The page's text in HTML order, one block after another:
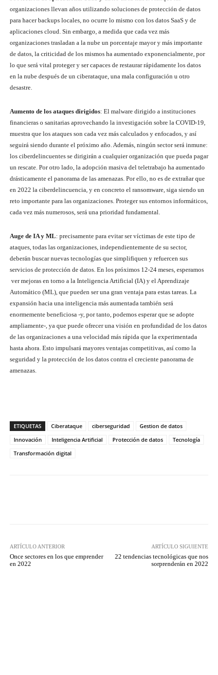
organizaciones llevan años utilizando soluciones de protección de datos
para hacer backups locales, no ocurre lo mismo con los datos SaaS y de
aplicaciones cloud. Sin embargo, a medida que cada vez más
organizaciones trasladan a la nube un porcentaje mayor y más importante
de datos, la criticidad de los mismos ha aumentado exponencialmente, por
lo que será vital proteger y ser capaces de restaurar rápidamente los datos
en la nube después de un ciberataque, una mala configuración u otro
desastre.
Aumento de los ataques dirigidos: El malware dirigido a instituciones
financieras o sanitarias aprovechando la investigación sobre la COVID-19,
muestra que los ataques son cada vez más calculados y enfocados, y así
seguirá siendo durante el próximo año. Además, ningún sector será inmune:
los ciberdelincuentes se dirigirán a cualquier organización que pueda pagar
un rescate. Por otro lado, la adopción masiva del teletrabajo ha aumentado
drásticamente el panorama de las amenazas. Por ello, no es de extrañar que
en 2022 la ciberdelincuencia, y en concreto el ransomware, siga siendo un
reto importante para las organizaciones. Proteger sus entornos informáticos,
cada vez más numerosos, será una prioridad fundamental.
Auge de IA y ML: precisamente para evitar ser víctimas de este tipo de
ataques, todas las organizaciones, independientemente de su sector,
deberán buscar nuevas tecnologías que simplifiquen y refuercen sus
servicios de protección de datos. En los próximos 12-24 meses, esperamos
ver mejoras en torno a la Inteligencia Artificial (IA) y el Aprendizaje
Automático (ML), que pueden ser una gran ventaja para estas tareas. La
expansión hacia una inteligencia más aumentada también será
enormemente beneficiosa -y, por tanto, podemos esperar que se adopte
ampliamente-, ya que puede ofrecer una visión en profundidad de los datos
de las organizaciones a una velocidad más rápida que la experimentada
hasta ahora. Esto impulsará mayores ventajas competitivas, así como la
seguridad y la protección de los datos contra el creciente panorama de
amenazas.
ETIQUETAS Ciberataque ciberseguridad
Gestion de datos
Innovación
Inteligencia Artificial Protección de datos
Tecnología
Transformación digital
ARTÍCULO ANTERIOR
Once sectores en los que emprender
en 2022
ARTÍCULO SIGUIENTE
22 tendencias tecnológicas que nos
sorprenderán en 2022